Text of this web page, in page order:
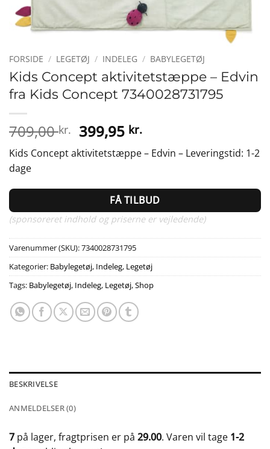
FORSIDE / LEGETØJ / INDELEG / BABYLEGETØJ
Kids Concept aktivitetstæppe – Edvin
fra Kids Concept 7340028731795
709,00kr. Den
oprindelige
pris
709,00 kr..
399,95 kr.Den
aktuelle
pris
399,95 kr..
Kids Concept aktivitetstæppe – Edvin – Leveringstid: 1-2
dage
FÅ TILBUD
(sponsoreret indhold og priserne er vejledende)
Varenummer (SKU):7340028731795
Kategorier: Babylegetøj, Indeleg, Legetøj
Tags: Babylegetøj, Indeleg, Legetøj,Shop
BESKRIVELSE
ANMELDELSER (0)
7 på lager, fragtprisen er på 29.00. Varen vil tage 1-2